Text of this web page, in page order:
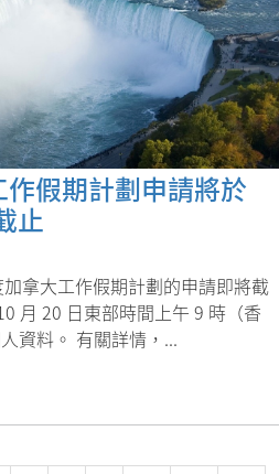
假期計劃申請將於
止
拿大工作假期計劃的申請即將截
月 20 日東部時間上午 9 時（香
資料。 有關詳情，...